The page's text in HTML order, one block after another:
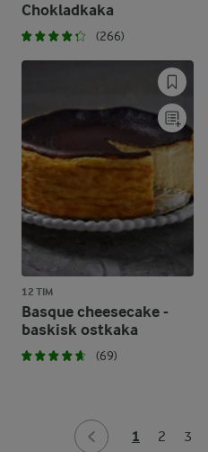
Chokladkaka
(266)
12 TIM
Basque cheesecake -
baskisk ostkaka
(69)
1 2 3